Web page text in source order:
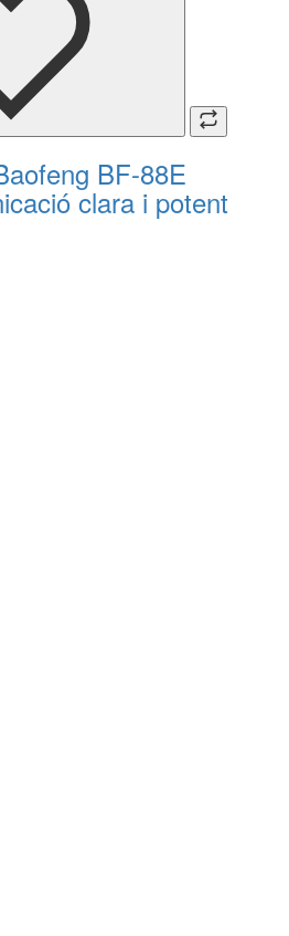
BF-88E
clara i potent